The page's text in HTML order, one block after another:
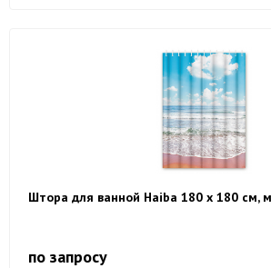
Штора для ванной Haiba 180 х 180 см,
по запросу